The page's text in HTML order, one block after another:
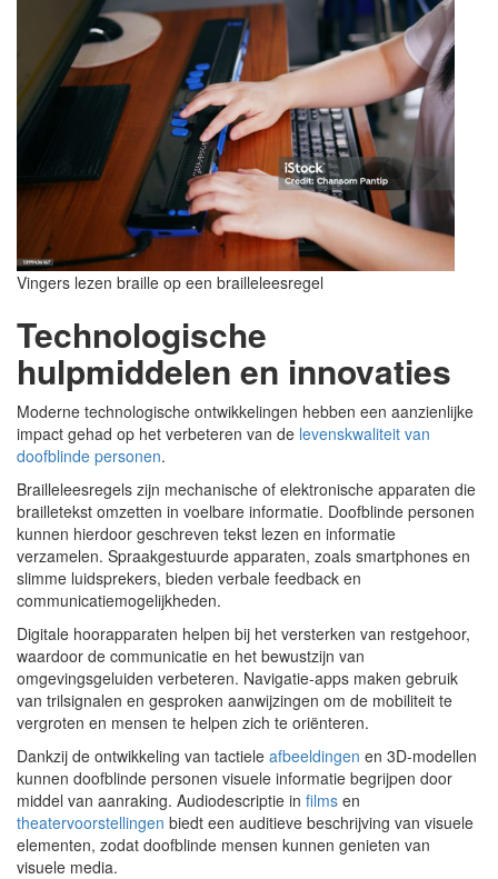
Vingers lezen braille op een brailleleesregel
Technologische
hulpmiddelen en innovaties
Moderne technologische ontwikkelingen hebben een aanzienlijke
impact gehad op het verbeteren van de levenskwaliteit van
doofblinde personen.
Brailleleesregels zijn mechanische of elektronische apparaten die
brailletekst omzetten in voelbare informatie. Doofblinde personen
kunnen hierdoor geschreven tekst lezen en informatie
verzamelen. Spraakgestuurde apparaten, zoals smartphones en
slimme luidsprekers, bieden verbale feedback en
communicatiemogelijkheden.
Digitale hoorapparaten helpen bij het versterken van restgehoor,
waardoor de communicatie en het bewustzijn van
omgevingsgeluiden verbeteren. Navigatie-apps maken gebruik
van trilsignalen en gesproken aanwijzingen om de mobiliteit te
vergroten en mensen te helpen zich te oriënteren.
Dankzij de ontwikkeling van tactiele afbeeldingen en 3D-modellen
kunnen doofblinde personen visuele informatie begrijpen door
middel van aanraking. Audiodescriptie in films en
theatervoorstellingen biedt een auditieve beschrijving van visuele
elementen, zodat doofblinde mensen kunnen genieten van
visuele media.